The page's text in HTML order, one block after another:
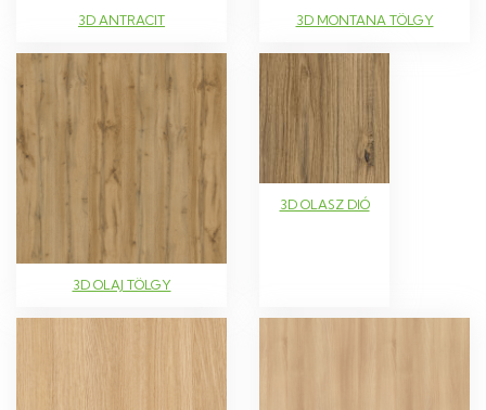
3D ANTRACIT 3D MONTANA TÖLGY
3D OLAJ TÖLGY
3D OLASZ DIÓ